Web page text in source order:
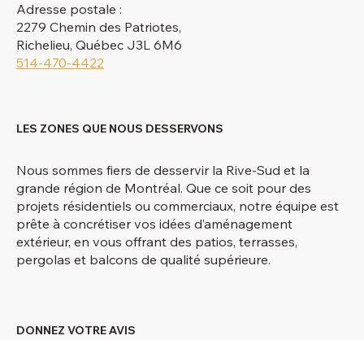
Adresse postale :
2279 Chemin des Patriotes,
Richelieu, Québec J3L 6M6
514-470-4422
LES ZONES QUE NOUS DESSERVONS
Nous sommes fiers de desservir la Rive-Sud et la
grande région de Montréal. Que ce soit pour des
projets résidentiels ou commerciaux, notre équipe est
prête à concrétiser vos idées d’aménagement
extérieur, en vous offrant des patios, terrasses,
pergolas et balcons de qualité supérieure.
DONNEZ VOTRE AVIS